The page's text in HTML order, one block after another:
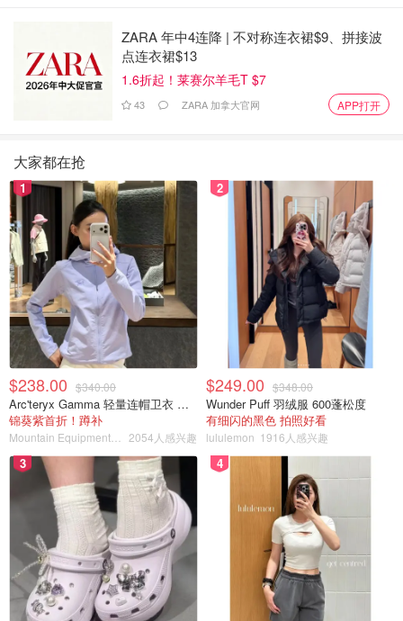
ZARA 年中4连降 | 不对称连衣裙$9、拼接波
点连衣裙$13
1.6折起！莱赛尔羊毛T $7
43 ZARA 加拿大官网 APP打开
大家都在抢
1
$238.00 $340.00
Arc'teryx Gamma 轻量连帽卫衣 女款
锦葵紫首折！蹲补
2054人感兴趣
2
$249.00 $348.00
Wunder Puff 羽绒服 600蓬松度
有细闪的黑色 拍照好看
lululemon 1916人感兴趣
3 4